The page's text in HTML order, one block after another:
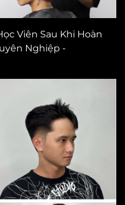
Viên Sau Khi Hoàn
Nghiệp -